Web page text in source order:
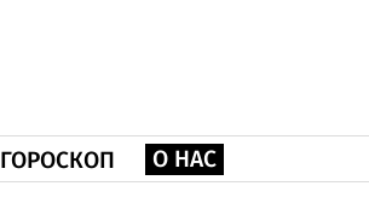
ГОРОСКОП О НАС